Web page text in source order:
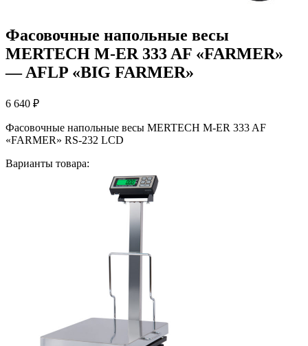
Фасовочные напольные весы
MERTECH M-ER 333 AF «FARMER»
— AFLP «BIG FARMER»
6 640 ₽
Фасовочные напольные весы MERTECH M-ER 333 AF
«FARMER» RS-232 LCD
Варианты товара: